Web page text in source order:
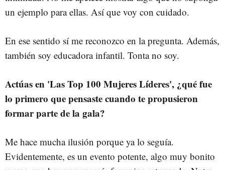
un ejemplo para ellas. Así que voy con cuidado.
En ese sentido sí me reconozco en la pregunta. Además,
también soy educadora infantil. Tonta no soy.
Actúas en 'Las Top 100 Mujeres Líderes', ¿qué fue
lo primero que pensaste cuando te propusieron
formar parte de la gala?
Me hace mucha ilusión porque ya lo seguía.
Evidentemente, es un evento potente, algo muy bonito